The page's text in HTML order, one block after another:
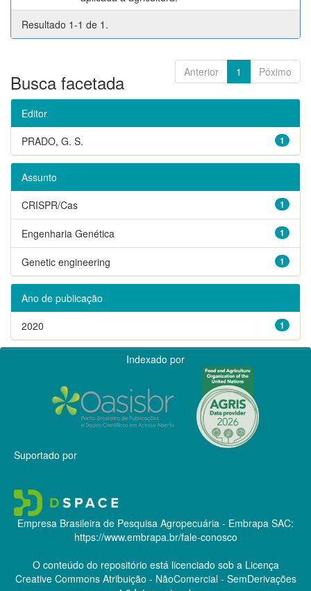
Resultado 1-1 de 1.
Anterior 1 Póximo
Busca facetada
Editor
1
PRADO, G. S.
Assunto
1
CRISPR/Cas
1
Engenharia Genética
1
Genetic engineering
Ano de publicação
1
2020
Indexado por
Suportado por
Empresa Brasileira de Pesquisa Agropecuária - Embrapa SAC:
https://www.embrapa.br/fale-conosco
O conteúdo do repositório está licenciado sob a Licença
Creative CommonsAtribuição - NãoComercial - SemDerivações